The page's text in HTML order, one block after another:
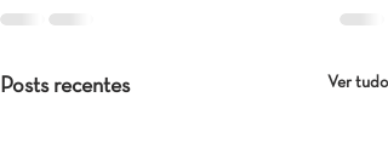
Posts recentes Ver tudo